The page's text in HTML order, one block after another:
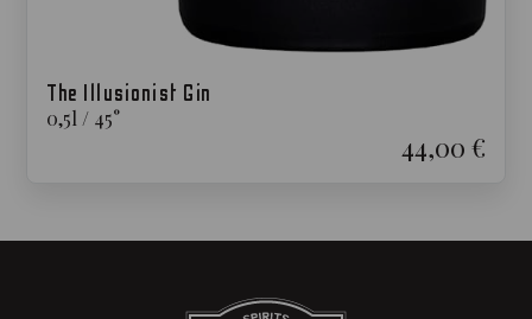
The Illusionist Gin
0,5l / 45°
44,00 €